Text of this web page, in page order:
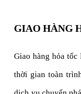
GIAO HÀNG
Giao hàng hỏa
thời gian toàn